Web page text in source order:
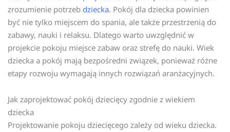
zrozumienie potrzeb dziecka. Pokój dla dziecka powinien
być nie tylko miejscem do spania, ale także przestrzenią do
zabawy, nauki i relaksu. Dlatego warto uwzględnić w
projekcie pokoju miejsce zabaw oraz strefę do nauki. Wiek
dziecka a pokój mają bezpośredni związek, ponieważ różne
etapy rozwoju wymagają innych rozwiązań aranżacyjnych.
Jak zaprojektować pokój dziecięcy zgodnie z wiekiem
dziecka
Projektowanie pokoju dziecięcego zależy od wieku dziecka.